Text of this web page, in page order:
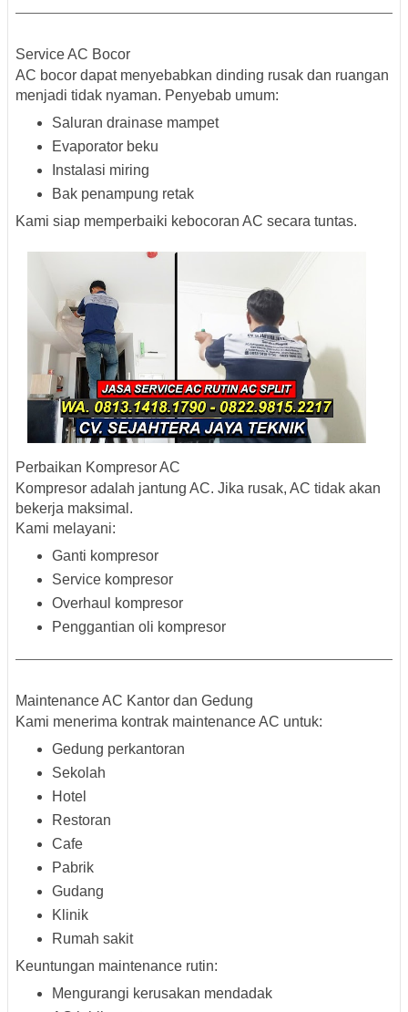
Service AC Bocor
AC bocor dapat menyebabkan dinding rusak dan ruangan
menjadi tidak nyaman. Penyebab umum:
Saluran drainase mampet
Evaporator beku
Instalasi miring
Bak penampung retak
Kami siap memperbaiki kebocoran AC secara tuntas.
Perbaikan Kompresor AC
Kompresor adalah jantung AC. Jika rusak, AC tidak akan
bekerja maksimal.
Kami melayani:
Ganti kompresor
Service kompresor
Overhaul kompresor
Penggantian oli kompresor
Maintenance AC Kantor dan Gedung
Kami menerima kontrak maintenance AC untuk:
Gedung perkantoran
Sekolah
Hotel
Restoran
Cafe
Pabrik
Gudang
Klinik
Rumah sakit
Keuntungan maintenance rutin:
Mengurangi kerusakan mendadak